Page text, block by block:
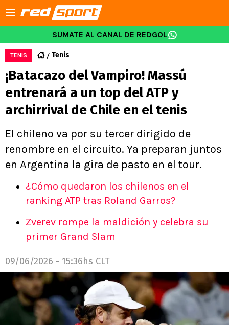
SUMATE AL CANAL DE REDGOL
TENIS Tenis
¡Batacazo del Vampiro! Massú
entrenará a un top del ATP y
archirrival de Chile en el tenis
El chileno va por su tercer dirigido de
renombre en el circuito. Ya preparan juntos
en Argentina la gira de pasto en el tour.
¿Cómo quedaron los chilenos en el
ranking ATP tras Roland Garros?
Zverev rompe la maldición y celebra su
primer Grand Slam
09/06/2026 - 15:36hs CLT